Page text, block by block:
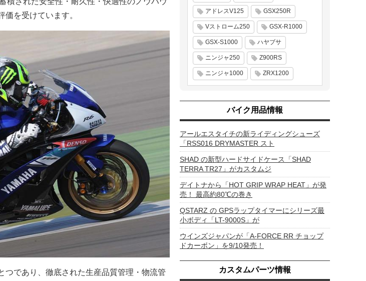
を受けています。
つであり、徹底された生産品質管理・物流管
アドレスV125 GSX250R
Vストローム250 GSX-R1000
GSX-S1000 ハヤブサ
ニンジャ250 Z900RS
ニンジャ1000 ZRX1200
バイク用品情報
アールエスタイチの新ライディングシューズ
「RSS016 DRYMASTER スト
SHAD の新型ハードサイドケース「SHAD
TERRA TR27」がカスタムジ
デイトナから「HOT GRIP WRAP HEAT」が発
売！ 最高約80℃の巻き
QSTARZ の GPSラップタイマーにシリーズ最
小ボディ「LT-9000S」が
ウインズジャパンが「A-FORCE RR チョップ
ドカーボン」を9/10発売！
カスタムパーツ情報